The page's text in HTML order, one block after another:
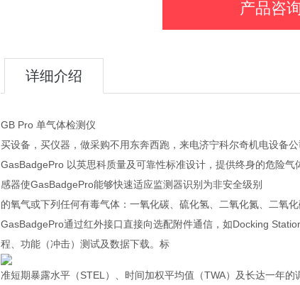
产品咨询
详细介绍
GB Pro 单气体检测仪
买设备，买仪器，做采购不用东奔西跑，来电济宁科尔奇机电设备
GasBadgePro 以英思科质量及可靠性标准设计，提供终身的危险
感器使GasBadgePro能够快速适应监测器识别为非安全级别
的氧气或下列任何有毒气体：一氧化碳、硫化氢、二氧化氮、二氧
GasBadgePro通过红外接口直接向选配附件通信，如Docking
程、功能（冲击）测试及数据下载。标
准短期暴露水平（STEL）、时间加权平均值（TWA）及长达一年